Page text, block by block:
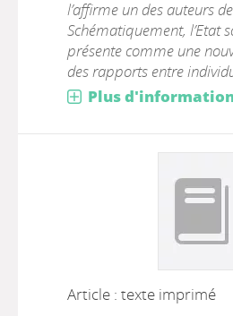
l’affirme un des auteurs
Schématiquement, l’Etat
présente comme une
des rapports entre
Plus
Article : texte imprimé